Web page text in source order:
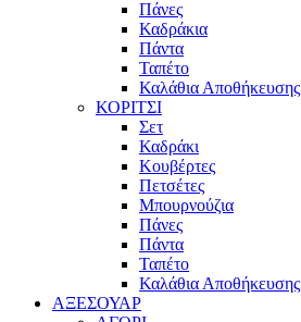
Πάνες
Καδράκια
Πάντα
Ταπέτο
Καλάθια Αποθήκευσης
ΚΟΡΙΤΣΙ
Σετ
Καδράκι
Κουβέρτες
Πετσέτες
Μπουρνούζια
Πάνες
Πάντα
Ταπέτο
Καλάθια Αποθήκευσης
ΑΞΕΣΟΥΑΡ